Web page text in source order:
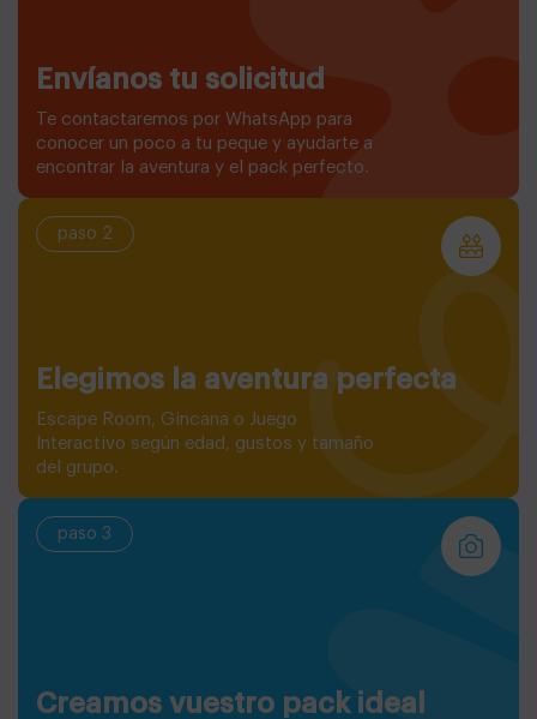
Envíanos tu solicitud
Te contactaremos por WhatsApp para
conocer un poco a tu peque y ayudarte a
encontrar la aventura y el pack perfecto.
paso 2
Elegimos la aventura perfecta
Escape Room, Gincana o Juego
Interactivo según edad, gustos y tamaño
del grupo.
paso 3
Creamos vuestro pack ideal